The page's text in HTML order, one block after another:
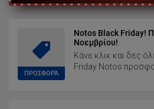
ΠΡΟΣΦΟΡΆ
Notos Black Friday!
Νοεμβρίου!
Κάνε κλικ και δες
Friday Notos